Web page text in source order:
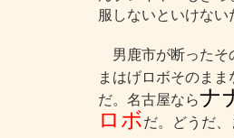
服しないといけない
男鹿市が断ったそ
まはげロボそのま
だ。名古屋ならナ
ロボだ。どうだ、